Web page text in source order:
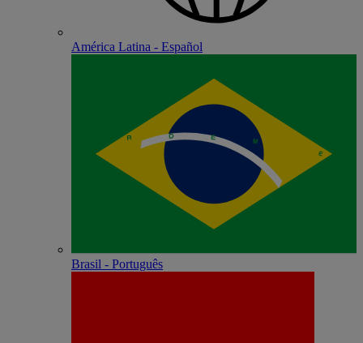
América Latina - Español
Brasil - Português